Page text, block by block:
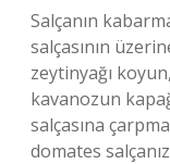
Salçanın
salçasının
zeytinyağı
kavanozun
salçasına
domates